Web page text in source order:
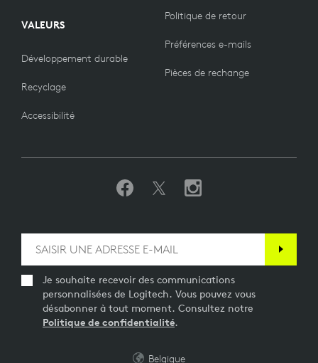
VALEURS
Développement durable
Recyclage
Accessibilité
Politique de retour
Préférences e-mails
Pièces de rechange
Je souhaite recevoir des communications
personnalisées de Logitech. Vous pouvez vous
désabonner à tout moment. Consultez notre
Politique de confidentialité.
Belgique